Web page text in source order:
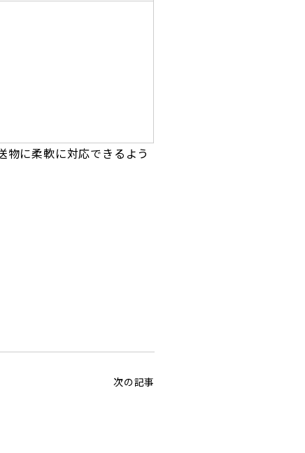
に柔軟に対応できるよう
次の記事